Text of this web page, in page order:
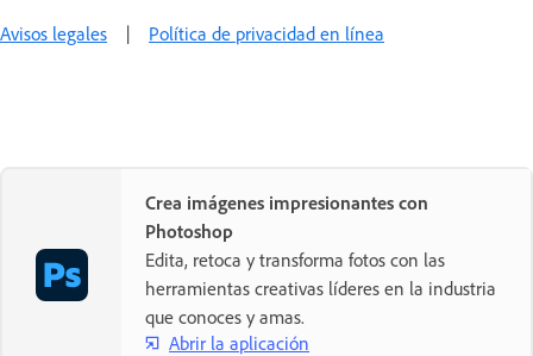
Avisos legales | Política de privacidad en línea
Crea imágenes impresionantes con
Photoshop
Edita, retoca y transforma fotos con las
herramientas creativas líderes en la industria
que conoces y amas.
Abrir la aplicación